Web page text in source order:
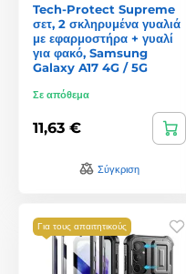
Tech-Protect Supreme
σετ, 2 σκληρυμένα γυαλιά
με εφαρμοστήρα + γυαλί
για φακό, Samsung
Galaxy A17 4G / 5G
Σε απόθεμα
11,63 €
Σύγκριση
Για τους απαιτητικούς